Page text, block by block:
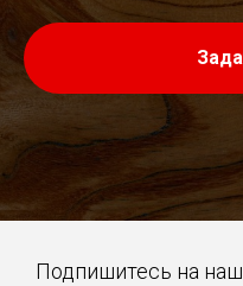
Подпишитесь на наш